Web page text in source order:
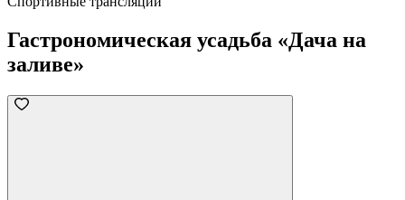
Гастрономическая усадьба «Дача на
заливе»